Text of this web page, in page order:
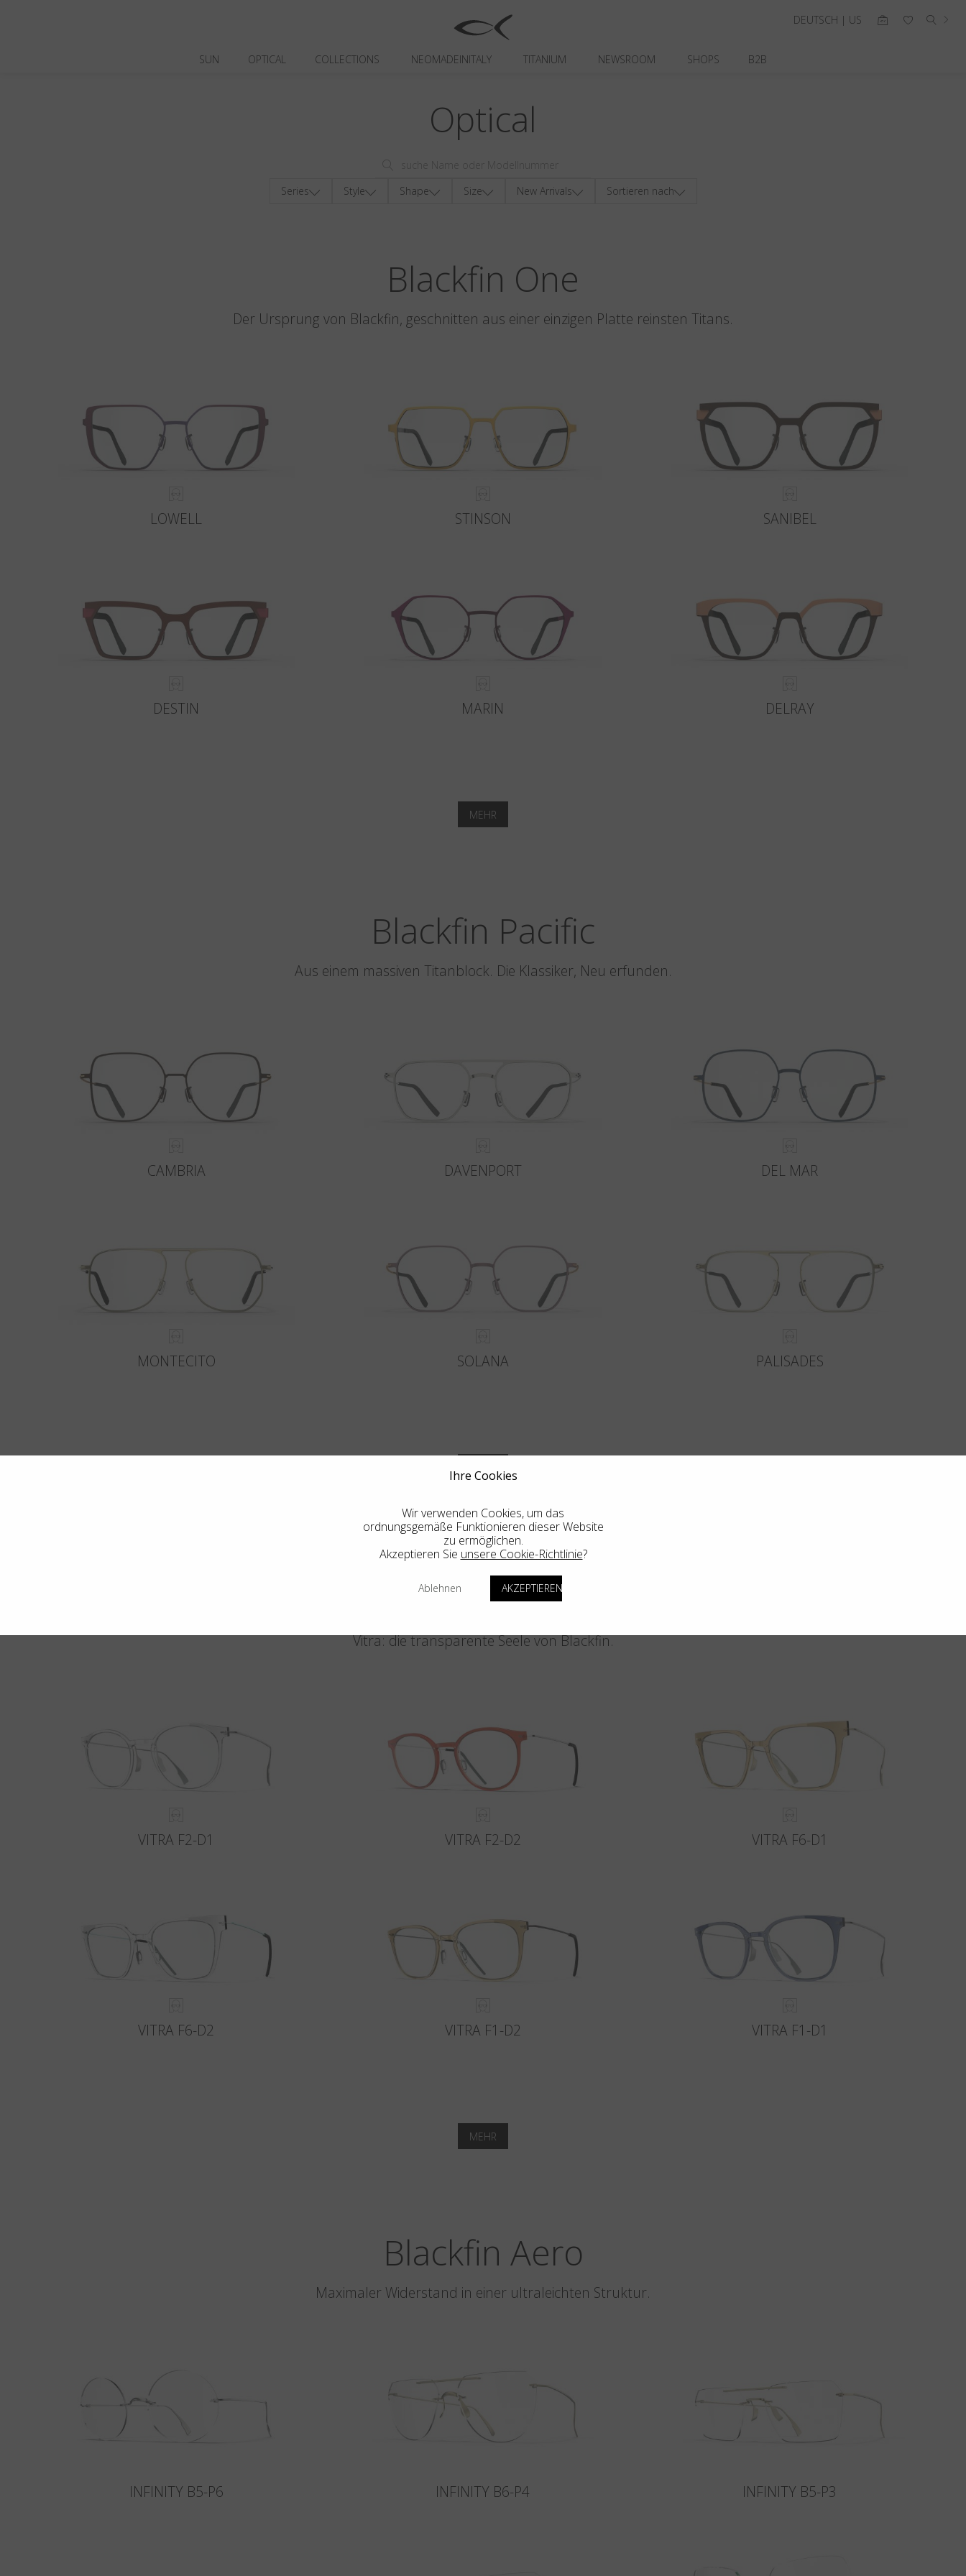
SUN OPTICAL COLLECTIONS NEOMADEINITALY TITANIUM NEWSROOM SHOPS B2B
DEUTSCH | US
Optical
Series Style Shape Size New Arrivals Sortieren nach
Blackfin One
Der Ursprung von Blackfin, geschnitten aus einer einzigen Platte reinsten Titans.
LOWELL STINSON SANIBEL
DESTIN MARIN DELRAY
MEHR
Blackfin Pacific
Aus einem massiven Titanblock. Die Klassiker, Neu erfunden.
CAMBRIA DAVENPORT DEL MAR
MONTECITO SOLANA PALISADES
Blackfin Vitra
Vitra: die transparente Seele von Blackfin.
VITRA F2-D1 VITRA F2-D2 VITRA F6-D1
VITRA F6-D2 VITRA F1-D2 VITRA F1-D1
MEHR
Blackfin Aero
Maximaler Widerstand in einer ultraleichten Struktur.
INFINITY B5-P6 INFINITY B6-P4 INFINITY B5-P3
Ihre Cookies
Wir verwenden Cookies, um das
ordnungsgemäße Funktionieren dieser Website
zu ermöglichen.
Akzeptieren Sie unsere Cookie-Richtlinie?
Ablehnen AKZEPTIEREN